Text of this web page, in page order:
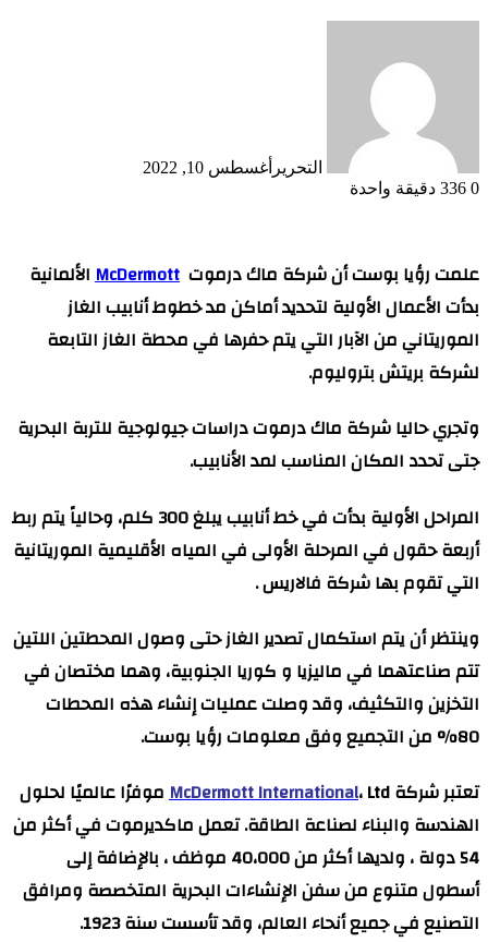
التحرير أغسطس 10, 2022
0
دقيقة واحدة
علمت رؤيا بوست أن شركة ماك درموت McDermottالألمانية
بدأت الأعمال الأولية لتحديد أماكن مد خطوط أنابيب الغاز
الموريتاني من الآبار التي يتم حفرها في محطة الغاز التابعة
لشركة بريتش بتروليوم.
وتجري حاليا شركة ماك درموت دراسات جيولوجية للتربة البحرية
جتى تحدد المكان المناسب لمد الأنابيب.
المراحل الأولية بدأت في خط أنابيب يبلغ 300 كلم، وحالياً يتم ربط
أربعة حقول في المرحلة الأولى في المياه الأقليمية الموريتانية
التي تقوم بها شركة فالاريس .
وينتظر أن يتم استكمال تصدير الغاز حتى وصول المحطتين اللتين
تتم صناعتهما في ماليزيا و كوريا الجنوبية، وهما مختصان في
التخزين والتكثيف، وقد وصلت عمليات إنشاء هذه المحطات
80% من التجميع وفق معلومات رؤيا بوست.
تعتبر شركة
McDermott International، Ltd موفرًا عالميًا لحلول
الهندسة والبناء لصناعة الطاقة. تعمل ماكديرموت في أكثر من
54 دولة ، ولديها أكثر من 40،000 موظف ، بالإضافة إلى
أسطول متنوع من سفن الإنشاءات البحرية المتخصصة ومرافق
التصنيع في جميع أنحاء العالم، وقد تأسست سنة 1923.